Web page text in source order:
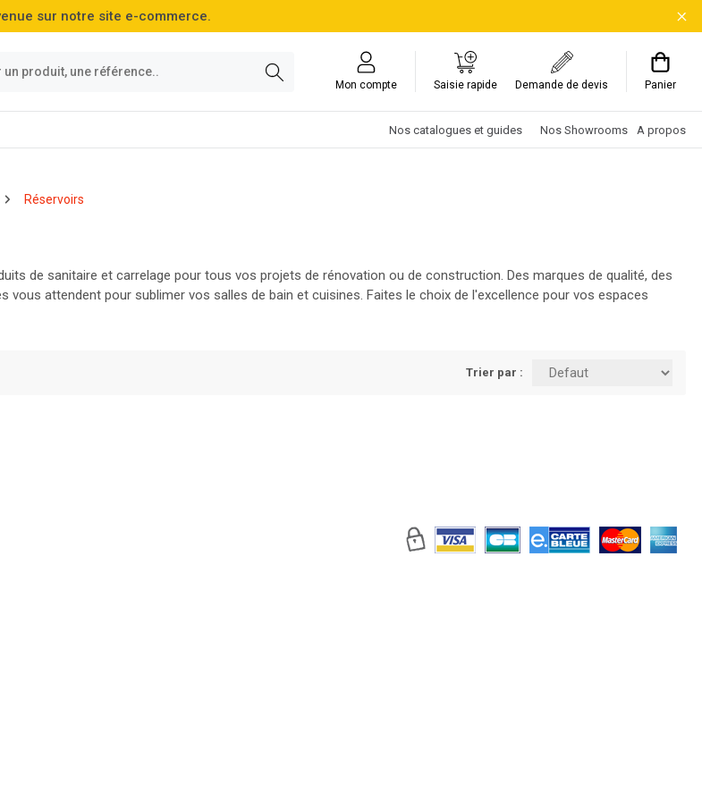
sur notre site e-commerce.
Mon compte Saisie rapide Demande de devis Panier
Nos catalogues et guides Nos Showrooms A propos
Réservoirs
de sanitaire et carrelage pour tous vos projets de rénovation ou de construction. Des marques de qualité, des
vous attendent pour sublimer vos salles de bain et cuisines. Faites le choix de l'excellence pour vos espaces
Trier par :